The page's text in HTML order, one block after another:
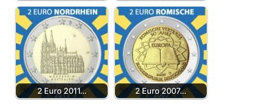
2 Euro 2011… 2 Euro 2007…